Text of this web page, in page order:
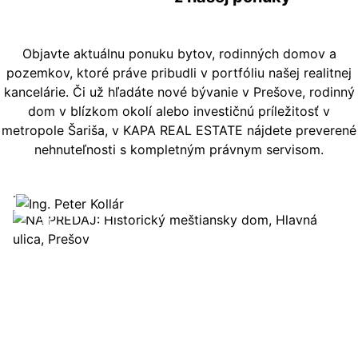
Objavte aktuálnu ponuku bytov, rodinných domov a
pozemkov, ktoré práve pribudli v portfóliu našej realitnej
kancelárie. Či už hľadáte nové bývanie v Prešove, rodinný
dom v blízkom okolí alebo investičnú príležitosť v
metropole Šariša, v KAPA REAL ESTATE nájdete preverené
nehnuteľnosti s kompletným právnym servisom.
Zobraziť ponuku
31